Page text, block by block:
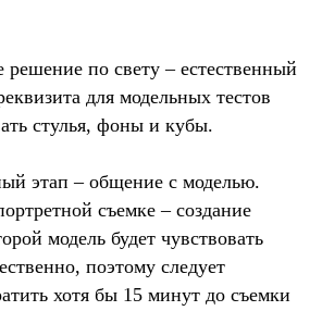
решение по свету – естественный
для модельных тестов
стулья, фоны и кубы.
этап – общение с моделью.
съемке – создание
модель будет чувствовать
поэтому следует
хотя бы 15 минут до съемки